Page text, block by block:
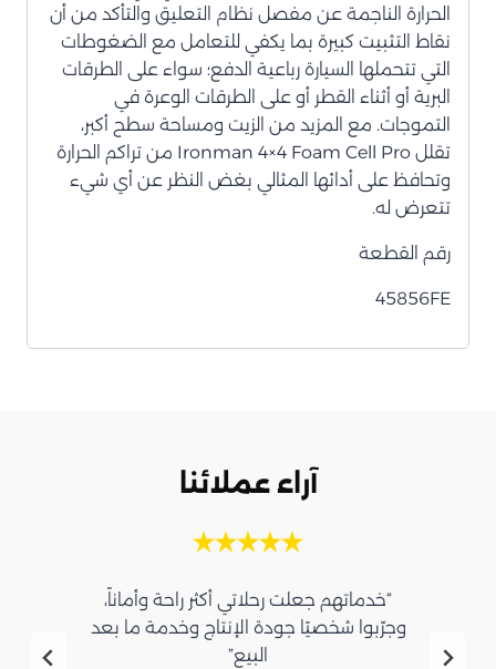
الحرارة الناجمة عن مفصل نظام التعليق والتأكد من أن
نقاط التثبيت كبيرة بما يكفي للتعامل مع الضغوطات
التي تتحملها السيارة رباعية الدفع؛ سواء على الطرقات
البرية أو أثناء القطر أو على الطرقات الوعرة في
التموجات. مع المزيد من الزيت ومساحة سطح أكبر،
تقلل Ironman 4×4 Foam Cell Pro من تراكم الحرارة
وتحافظ على أدائها المثالي بغض النظر عن أي شيء
تتعرض له.
رقم القطعة
45856FE
آراء عملائنا
“خدماتهم جعلت رحلاتي أكثر راحة وأماناً،
وجرّبوا شخصيًا جودة الإنتاج وخدمة ما بعد
البيع”